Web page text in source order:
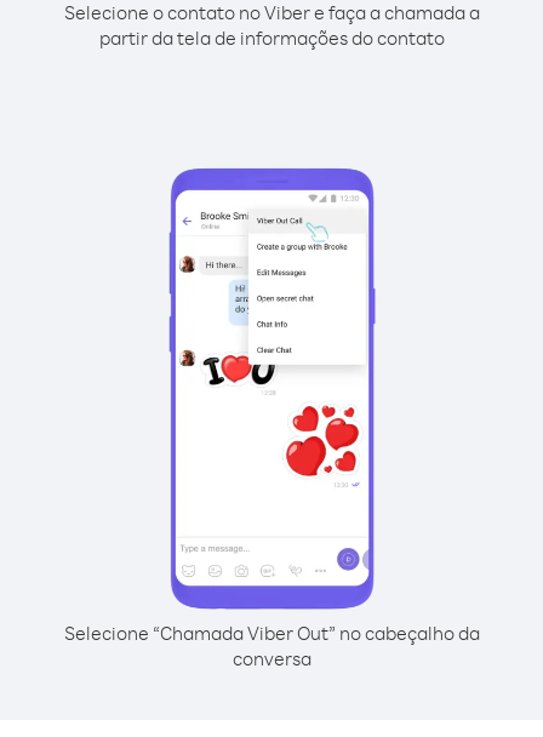
Selecione o contato no Viber e faça a chamada a
partir da tela de informações do contato
Selecione “Chamada Viber Out” no cabeçalho da
conversa